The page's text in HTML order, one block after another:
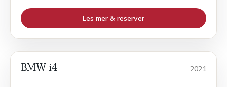
Les mer & reserver
BMW i4 2021